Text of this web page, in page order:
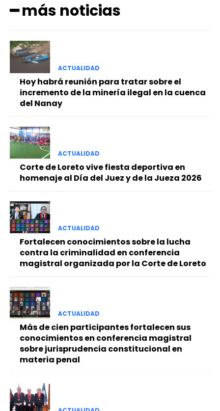
━ más noticias
ACTUALIDAD
Hoy habrá reunión para tratar sobre el
incremento de la minería ilegal en la cuenca
del Nanay
ACTUALIDAD
Corte de Loreto vive fiesta deportiva en
homenaje al Día del Juez y de la Jueza 2026
ACTUALIDAD
Fortalecen conocimientos sobre la lucha
contra la criminalidad en conferencia
magistral organizada por la Corte de Loreto
ACTUALIDAD
Más de cien participantes fortalecen sus
conocimientos en conferencia magistral
sobre jurisprudencia constitucional en
materia penal